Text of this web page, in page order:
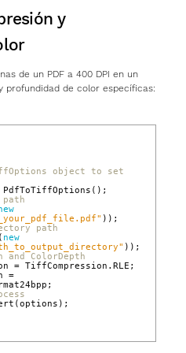
y
de un PDF a 400 DPI en un
profundidad de color específicas:
object to set
PdfToTiffOptions ();
path
));
path
( new
));
and ColorDepth
= TiffCompression . RLE ;
=
;
(options );